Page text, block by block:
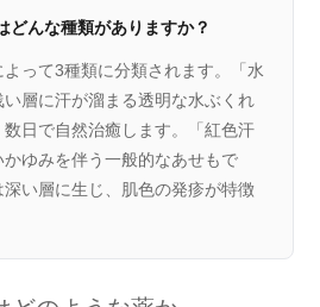
どんな種類がありますか？
って3種類に分類されます。「水
層に汗が溜まる透明な水ぶくれ
日で自然治癒します。「紅色汗
ゆみを伴う一般的なあせもで
い層に生じ、肌色の発疹が特徴